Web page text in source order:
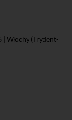
Włochy (Trydent-